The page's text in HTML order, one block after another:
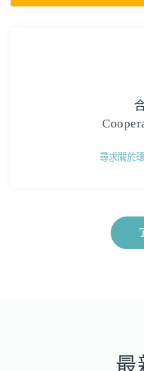
尋求關於
最